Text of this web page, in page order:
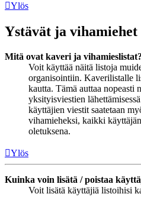
Ylös
Ystävät ja vihamiehet
Mitä ovat kaveri ja vihamieslistat?
Voit käyttää näitä listoja
organisointiin. Kaverilistalle
kautta. Tämä auttaa nopeasti
yksityisviestien
käyttäjien viestit saatetaan
vihamieheksi, kaikki
oletuksena.
Ylös
Kuinka voin lisätä / poistaa
Voit lisätä käyttäjiä listoihisi